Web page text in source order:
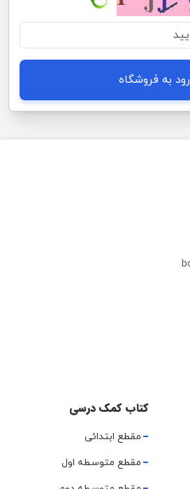
به فروشگاه
کتاب کمک درسی
مقطع ابتدائی
مقطع متوسطه اول